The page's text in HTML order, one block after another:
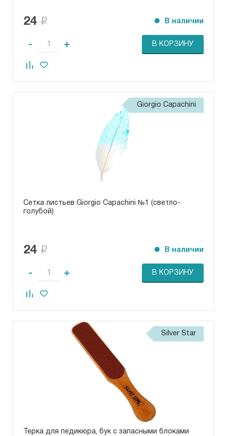
24 В наличии
- + В КОРЗИНУ
Giorgio Capachini
Сетка листьев Giorgio Capachini №1 (светло-
голубой)
24 В наличии
- + В КОРЗИНУ
Silver Star
Терка для педикюра, бук с запасными блоками